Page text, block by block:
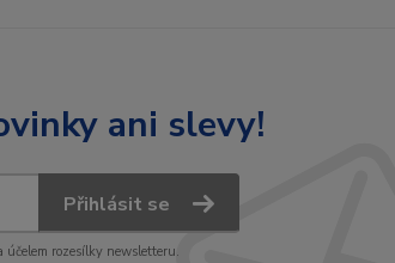
ani slevy!
Přihlásit se
rozesílky newsletteru.